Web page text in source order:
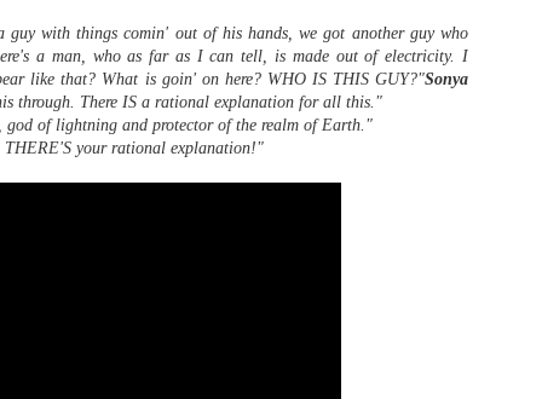
guy with things comin' out of his hands, we got another guy who
a man, who as far as I can tell, is made out of electricity. I
like that? What is goin' on here? WHO IS THIS GUY?"Sonya
through. There IS a rational explanation for all this."
god of lightning and protector of the realm of Earth."
THERE'S your rational explanation!"